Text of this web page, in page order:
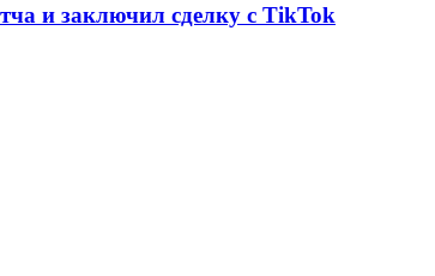
и заключил сделку с TikTok